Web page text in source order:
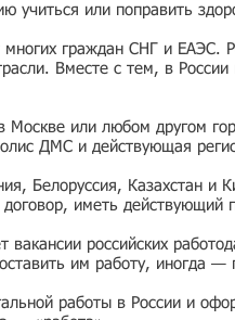
учиться или поправить
многих граждан СНГ и
Вместе с тем, в
или любом другом
ДМС и действующая
Белоруссия, Казахстан и
договор, иметь
вакансии российских
им работу, иногда
работы в России и